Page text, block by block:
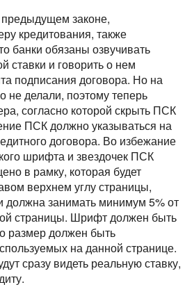
законе,
кредитования, также
банки обязаны озвучивать
ставки и говорить о нем
подписания договора. Но на
не делали, поэтому теперь
согласно которой скрыть ПСК
ПСК должно указываться на
договора. Во избежание
шрифта и звездочек ПСК
в рамку, которая будет
верхнем углу страницы,
должна занимать минимум 5% от
страницы. Шрифт должен быть
размер должен быть
на данной странице.
сразу видеть реальную ставку,